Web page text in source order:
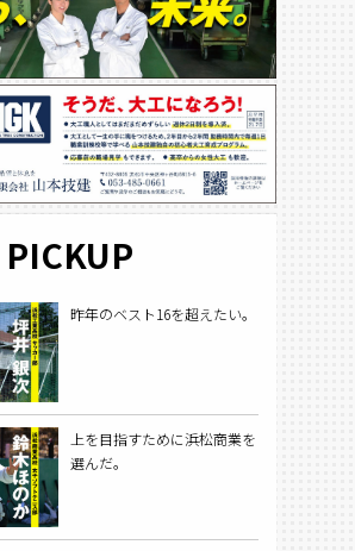
PICKUP
昨年のベスト16を超えたい。
上を目指すために浜松商業を
選んだ。